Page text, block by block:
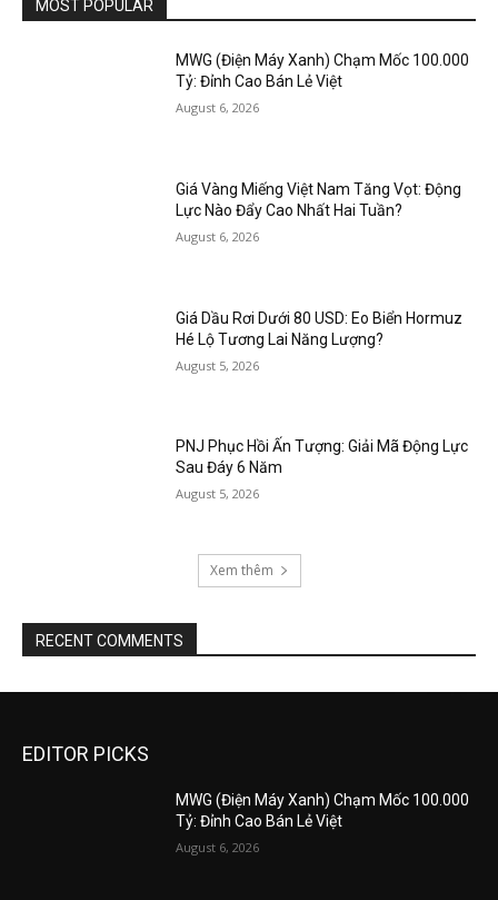
MOST POPULAR
MWG (Điện Máy Xanh) Chạm Mốc 100.000
Tỷ: Đỉnh Cao Bán Lẻ Việt
August 6, 2026
Giá Vàng Miếng Việt Nam Tăng Vọt: Động
Lực Nào Đẩy Cao Nhất Hai Tuần?
August 6, 2026
Giá Dầu Rơi Dưới 80 USD: Eo Biển Hormuz
Hé Lộ Tương Lai Năng Lượng?
August 5, 2026
PNJ Phục Hồi Ấn Tượng: Giải Mã Động Lực
Sau Đáy 6 Năm
August 5, 2026
Xem thêm
RECENT COMMENTS
EDITOR PICKS
MWG (Điện Máy Xanh) Chạm Mốc 100.000
Tỷ: Đỉnh Cao Bán Lẻ Việt
August 6, 2026